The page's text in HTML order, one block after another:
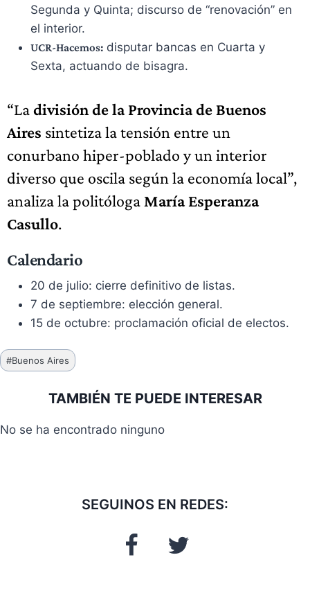
Segunda y Quinta; discurso de “renovación” en
el interior.
UCR-Hacemos: disputar bancas en Cuarta y
Sexta, actuando de bisagra.
“Ladivisión de la Provincia de Buenos
Aires sintetiza la tensión entre un
conurbano hiper-poblado y un interior
diverso que oscila según la economía local”,
analiza la politóloga María Esperanza
Casullo.
Calendario
20 de julio: cierre definitivo de listas.
7 de septiembre: elección general.
15 de octubre: proclamación oficial de electos.
Etiquetas
de
#Buenos Aires
TAMBIÉN TE PUEDE INTERESAR
No se ha encontrado ninguno
SEGUINOS EN REDES: